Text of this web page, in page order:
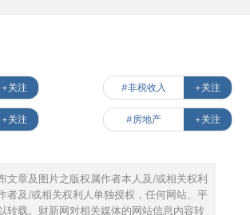
+关注 #非税收入 +关注
+关注 #房地产 +关注
文章及图片之版权属作者本人及/或相关权利
者及/或相关权利人单独授权，任何网站、平
转载。财新网对相关媒体的网站信息内容转